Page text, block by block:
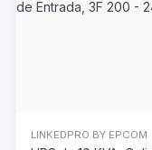
LINKEDPRO BY EPCOM